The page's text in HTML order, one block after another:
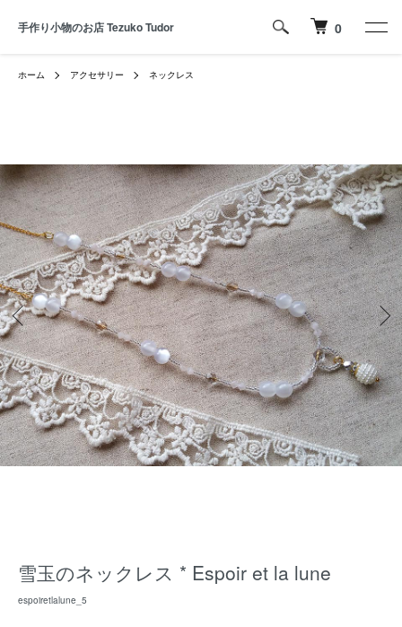
手作り小物のお店 Tezuko Tudor 0
ホーム アクセサリー ネックレス
雪玉のネックレス * Espoir et la lune
espoiretlalune_5